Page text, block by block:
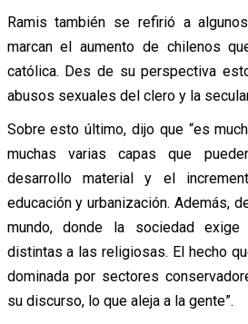
Ramis también se refirió a
marcan el aumento de chilenos
católica. Des de su perspectiva
abusos sexuales del clero y la
Sobre esto último, dijo que “es
muchas varias capas que
desarrollo material y el
educación y urbanización. Además,
mundo, donde la sociedad exige
distintas a las religiosas. El hecho
dominada por sectores
su discurso, lo que aleja a la gente”.